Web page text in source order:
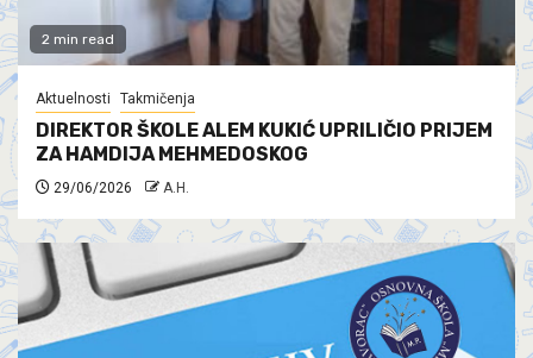
2 min read
Aktuelnosti Takmičenja
DIREKTOR ŠKOLE ALEM KUKIĆ UPRILIČIO PRIJEM
ZA HAMDIJA MEHMEDOSKOG
29/06/2026 A.H.